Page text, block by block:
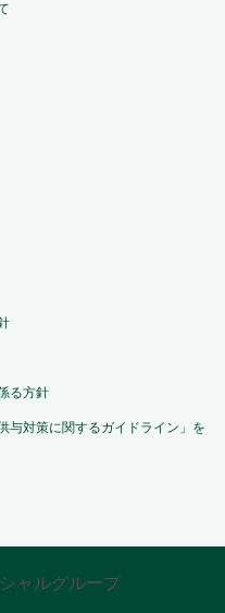
る方針
与対策に関するガイドライン」を